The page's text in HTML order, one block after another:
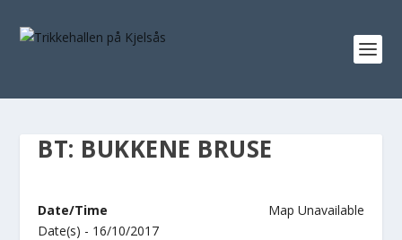
BT: BUKKENE BRUSE
Map Unavailable
Date/Time
Date(s) - 16/10/2017